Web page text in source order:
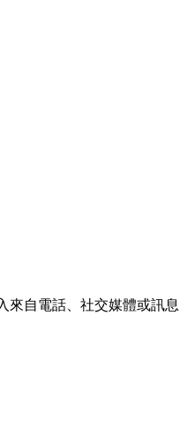
自電話、社交媒體或訊息